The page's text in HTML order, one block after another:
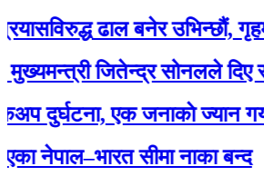
ढाल बनेर उभिन्छौं,
जितेन्द्र सोनलले दिए
एक जनाकाे ज्यान गयाे
सीमा नाका बन्द